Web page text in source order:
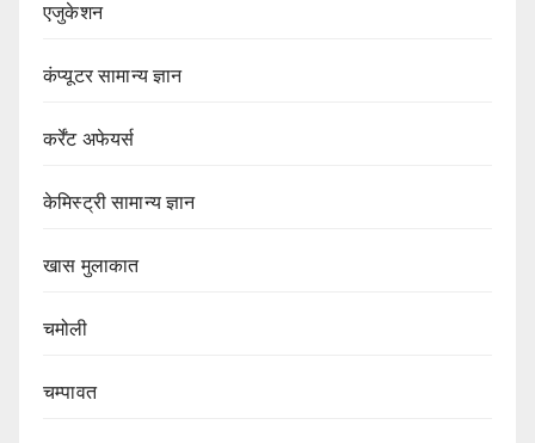
एजुकेशन
कंप्यूटर सामान्य ज्ञान
कर्रेंट अफेयर्स
केमिस्ट्री सामान्य ज्ञान
खास मुलाकात
चमोली
चम्पावत